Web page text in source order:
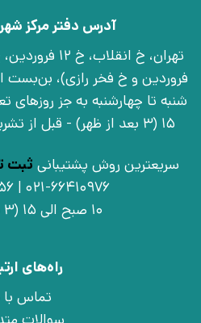
آدرس دفتر مرکز
15 (3 بعد از ظهر) - قبل از تشریف آوردن تماس بگیرید
سریعترین روش پشتیبانی ثبت
021-66410976 | 09030925756
10 صبح الی 15 (3 بعد از ظهر)
راه‌های
تماس با